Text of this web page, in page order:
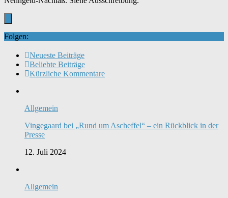
Folgen:
Neueste Beiträge
Beliebte Beiträge
Kürzliche Kommentare
Allgemein
Vingegaard bei „Rund um Ascheffel“ – ein Rückblick in der
Presse
12. Juli 2024
Allgemein